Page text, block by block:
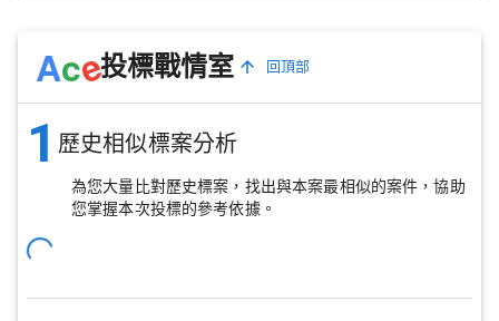
Ace投標戰情室 回頂部
1 歷史相似標案分析
為您大量比對歷史標案，找出與本案最相似的案件，協助
您掌握本次投標的參考依據。